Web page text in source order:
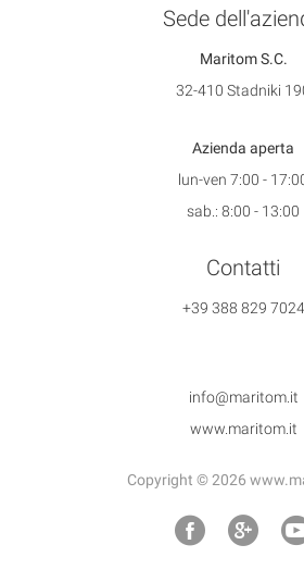
Sede
Maritom S.C.
32-410 Stadniki
Azienda aperta
lun-ven 7:00 -
sab.: 8:00 - 13:00
Contatti
+39 388 829 7024
info@maritom.it
www.maritom.it
Copyright © 2026